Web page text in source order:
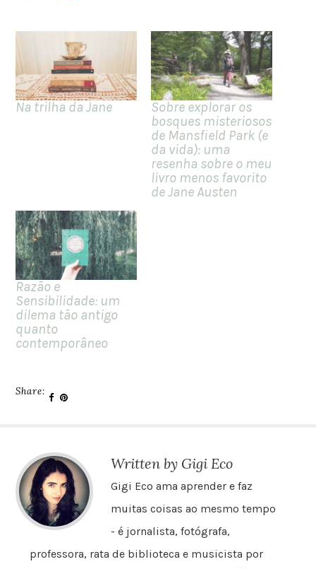
Na trilha da Jane
Sobre explorar os
bosques misteriosos
de Mansfield Park (e
da vida): uma
resenha sobre o meu
livro menos favorito
de Jane Austen
Razão e
Sensibilidade: um
dilema tão antigo
quanto
contemporâneo
Share:
Written by Gigi Eco
Gigi Eco ama aprender e faz
muitas coisas ao mesmo tempo
- é jornalista, fotógrafa,
professora, rata de biblioteca e musicista por